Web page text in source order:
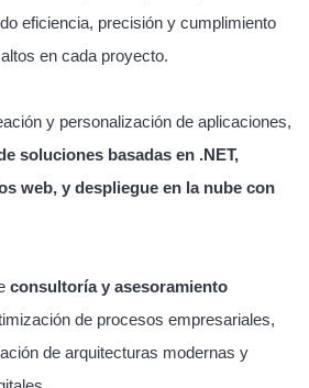
eficiencia, precisión y cumplimiento
en cada proyecto.
y personalización de aplicaciones,
soluciones basadas en .NET,
web, y despliegue en la nube con
consultoría y asesoramiento
de procesos empresariales,
de arquitecturas modernas y